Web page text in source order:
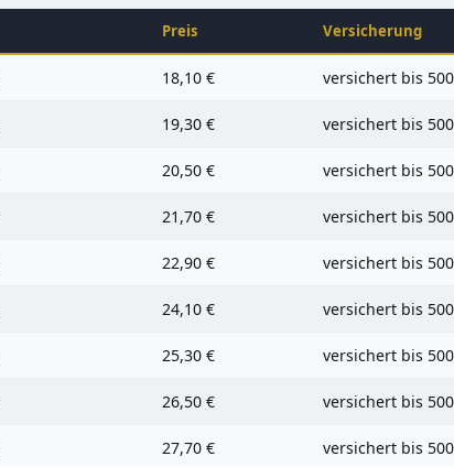
Preis Versicherung
18,10 € versichert bis
19,30 € versichert bis
20,50 € versichert bis
21,70 € versichert bis
22,90 € versichert bis
24,10 € versichert bis
25,30 € versichert bis
26,50 € versichert bis
27,70 € versichert bis